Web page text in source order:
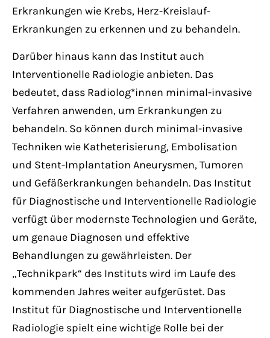
Erkrankungen wie Krebs, Herz-Kreislauf-
Erkrankungen zu erkennen und zu behandeln.
Darüber hinaus kann das Institut auch
Interventionelle Radiologie anbieten. Das
bedeutet, dass Radiolog*innen minimal-invasive
Verfahren anwenden, um Erkrankungen zu
behandeln. So können durch minimal-invasive
Techniken wie Katheterisierung, Embolisation
und Stent-Implantation Aneurysmen, Tumoren
und Gefäßerkrankungen behandeln. Das Institut
für Diagnostische und Interventionelle Radiologie
verfügt über modernste Technologien und Geräte,
um genaue Diagnosen und effektive
Behandlungen zu gewährleisten. Der
„Technikpark“ des Instituts wird im Laufe des
kommenden Jahres weiter aufgerüstet. Das
Institut für Diagnostische und Interventionelle
Radiologie spielt eine wichtige Rolle bei der